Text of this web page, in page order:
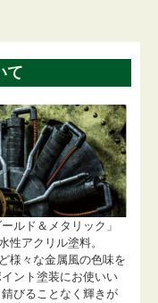
て
ルド＆メタリック」
性アクリル塗料。
様々な金属風の色味を
ント塗装にお使いい
びることなく輝きが